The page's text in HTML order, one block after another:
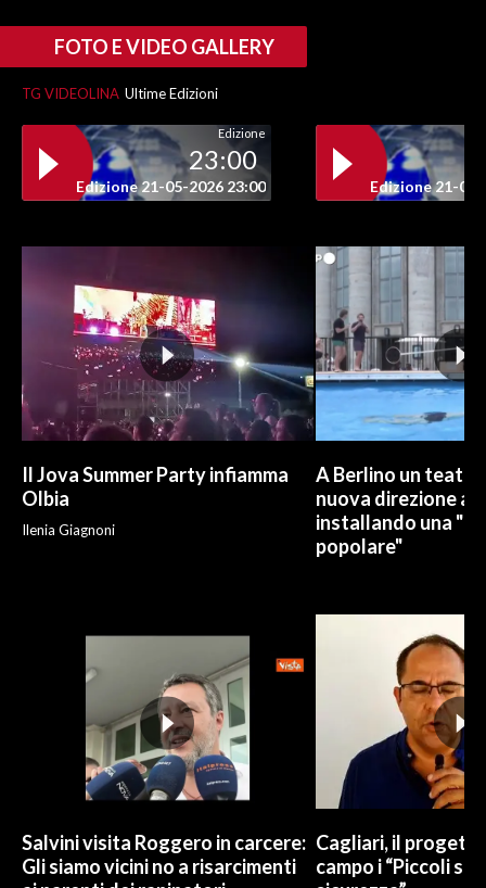
SARDEGNA TURISMO
EVENTI
#CARAUNIONE
3 MINUTI CON
INSULARITÀ
INFO AZIENDE
ABBONATI
ANNUNCI
PUBBLICITÀ
SPIAGGE
FOTO E VIDEO GALLERY
TG VIDEOLINA Ultime Edizioni
Edizione
23:00
Edizione 21-05-2026 23:00 Edizione 21-05-
Il Jova Summer Party infiamma
Olbia
Ilenia Giagnoni
A Berlino un
nuova direzione
installando una
popolare"
Salvini visita Roggero in carcere:
Gli siamo vicini no a risarcimenti
Cagliari, il
campo i “Piccoli